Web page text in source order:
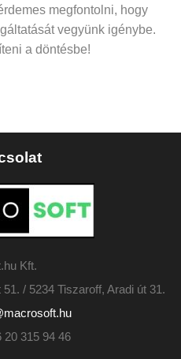
megfontolni, hogy
vegyünk igénybe.
a döntésbe!
Kft.
/ 5234 Tiszaroff, Aradi út 31.
20 315 94 46